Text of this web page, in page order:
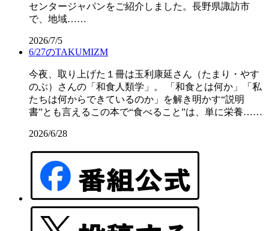
センタージャパンをご紹介しました。長野県諏訪市
で、地域……
2026/7/5
6/27のTAKUMIZM
今夜、取り上げた１冊は玉利康延さん（たまり・やす
のぶ）さんの「和食人類学」。 「和食とは何か」「私
たちは何からできているのか」を解き明かす“説明
書”とも言えるこの本で“食べること”は、単に栄養……
2026/6/28